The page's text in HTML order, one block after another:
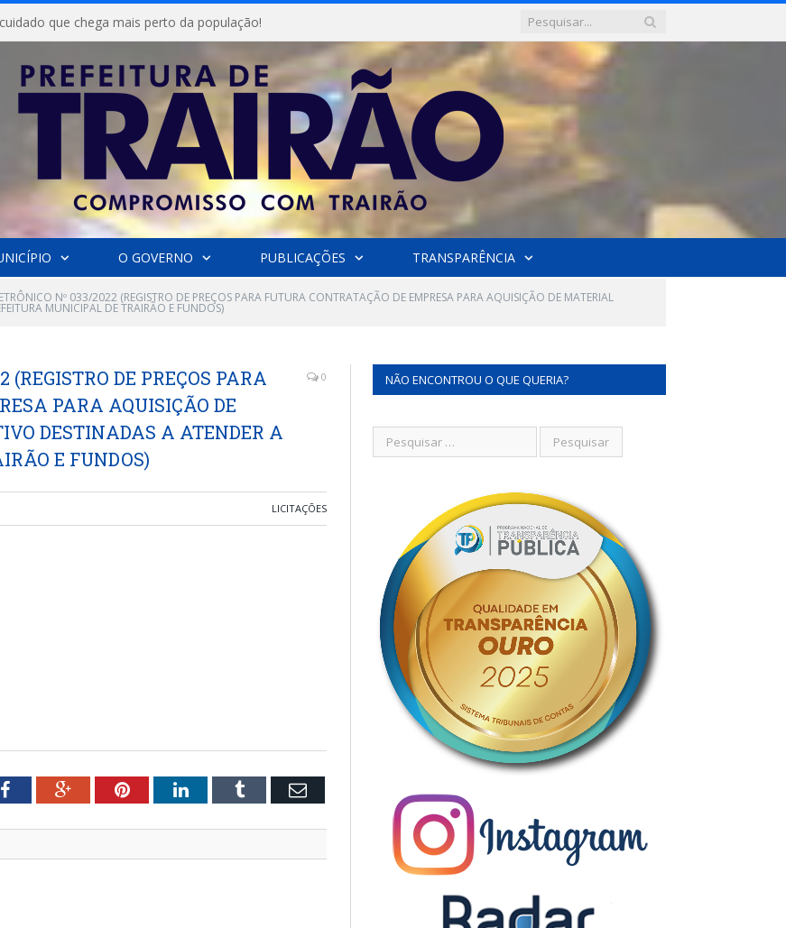
que chega mais perto da população!
O GOVERNO PUBLICAÇÕES TRANSPARÊNCIA
Nº 033/2022 (REGISTRO DE PREÇOS PARA FUTURA CONTRATAÇÃO DE EMPRESA PARA AQUISIÇÃO DE MATERIAL
MUNICIPAL DE TRAIRÃO E FUNDOS)
(REGISTRO DE PREÇOS PARA
PARA AQUISIÇÃO DE
DESTINADAS A ATENDER A
E FUNDOS)
0
LICITAÇÕES
FacebookGoogle+PinterestLinkedInTumblr Email
NÃO ENCONTROU O QUE QUERIA?